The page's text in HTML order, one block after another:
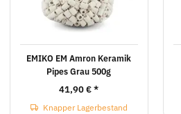
EMIKO EM Amron Keramik
Pipes Grau 500g
41,90 €*
Knapper Lagerbestand